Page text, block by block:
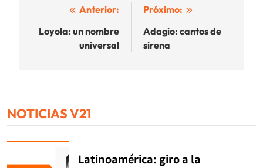
Navegación
de
entradas
Anterior:
Loyola: un nombre
universal
Próximo:
Adagio: cantos de
sirena
NOTICIAS V21
Latinoamérica: giro a la